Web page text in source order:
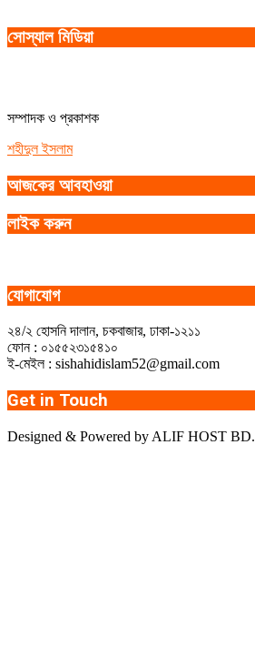
সোস্যাল মিডিয়া
সম্পাদক ও প্রকাশক
শহীদুল ইসলাম
আজকের আবহাওয়া
লাইক করুন
যোগাযোগ
২৪/২ হোসনি দালান, চকবাজার, ঢাকা-১২১১
ফোন : ০১৫৫২৩১৫৪১০
ই-মেইল : sishahidislam52@gmail.com
Get in Touch
Designed & Powered by ALIF HOST BD.